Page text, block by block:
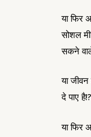
या फिर
सोशल
सकने
या
दे पाए
या फिर